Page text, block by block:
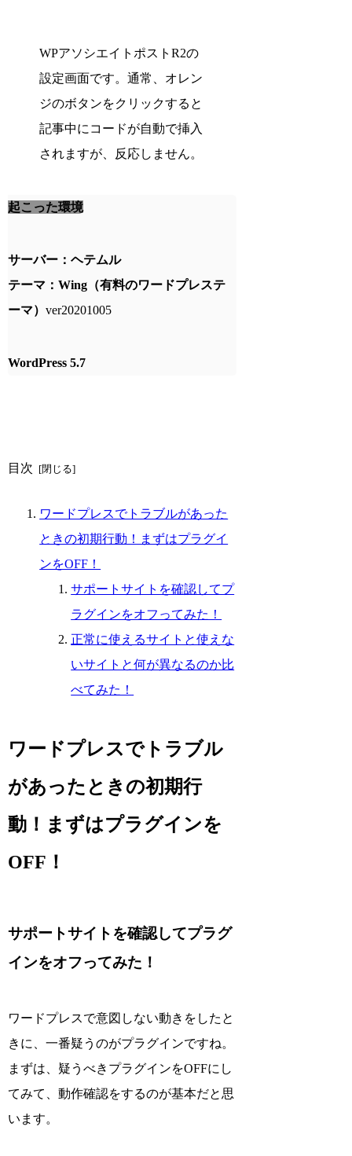
WPアソシエイトポストR2の
設定画面です。通常、オレン
ジのボタンをクリックすると
記事中にコードが自動で挿入
されますが、反応しません。
起こった環境
サーバー：ヘテムル
テーマ：Wing（有料のワードプレステ
ーマ）ver20201005
WordPress 5.7
目次
ワードプレスでトラブルがあった
ときの初期行動！まずはプラグイ
ンをOFF！
サポートサイトを確認してプ
ラグインをオフってみた！
正常に使えるサイトと使えな
いサイトと何が異なるのか比
べてみた！
ワードプレスでトラブル
があったときの初期行
動！まずはプラグインを
OFF！
サポートサイトを確認してプラグ
インをオフってみた！
ワードプレスで意図しない動きをしたと
きに、一番疑うのがプラグインですね。
まずは、疑うべきプラグインをOFFにし
てみて、動作確認をするのが基本だと思
います。